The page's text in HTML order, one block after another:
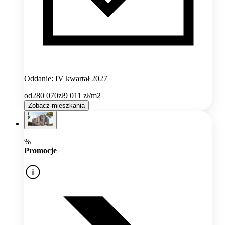
Oddanie: IV kwartał 2027
od280 070zł9 011 zł/m2
Zobacz mieszkania
%
Promocje